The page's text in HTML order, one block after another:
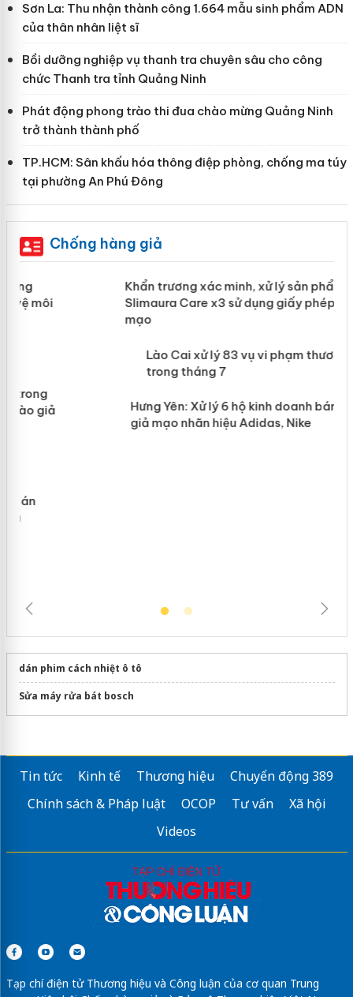
Sơn La: Thu nhận thành công 1.664 mẫu sinh phẩm ADN
của thân nhân liệt sĩ
Bồi dưỡng nghiệp vụ thanh tra chuyên sâu cho công
chức Thanh tra tỉnh Quảng Ninh
Phát động phong trào thi đua chào mừng Quảng Ninh
trở thành thành phố
TP.HCM: Sân khấu hóa thông điệp phòng, chống ma túy
tại phường An Phú Đông
Chống hàng giả
Khẩn trương xác minh, xử lý sản phẩm
Slimaura Care x3 sử dụng giấy phép
giả mạo
mại trong tháng 7
dán phim cách nhiệt ô tô
Sửa máy rửa bát bosch
Tin tức Kinh tế Thương hiệu
Chuyển động 389
Chính sách & Pháp luật
OCOP Tư vấn
Xã hội
Videos
Tạp chí điện tử Thương hiệu và Công luận của cơ quan Trung